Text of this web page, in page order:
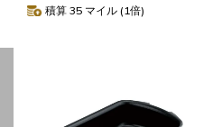
積算 35 マイル (1倍)